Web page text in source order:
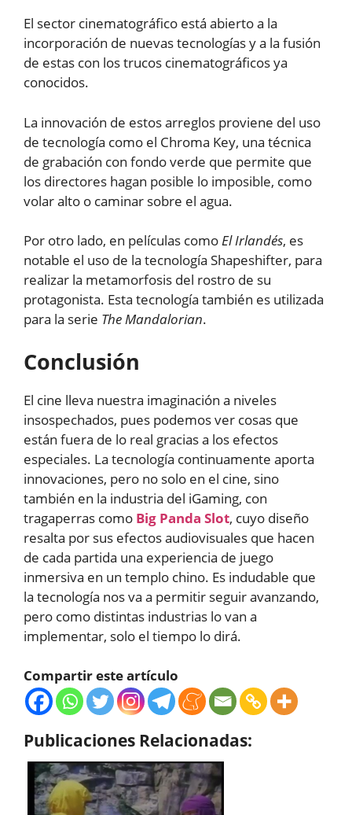
El sector cinematográfico está abierto a la
incorporación de nuevas tecnologías y a la fusión
de estas con los trucos cinematográficos ya
conocidos.
La innovación de estos arreglos proviene del uso
de tecnología como el Chroma Key, una técnica
de grabación con fondo verde que permite que
los directores hagan posible lo imposible, como
volar alto o caminar sobre el agua.
Por otro lado, en películas comoEl Irlandés, es
notable el uso de la tecnología Shapeshifter, para
realizar la metamorfosis del rostro de su
protagonista. Esta tecnología también es utilizada
para la serie The Mandalorian.
Conclusión
El cine lleva nuestra imaginación a niveles
insospechados, pues podemos ver cosas que
están fuera de lo real gracias a los efectos
especiales. La tecnología continuamente aporta
innovaciones, pero no solo en el cine, sino
también en la industria del iGaming, con
tragaperras como Big Panda Slot, cuyo diseño
resalta por sus efectos audiovisuales que hacen
de cada partida una experiencia de juego
inmersiva en un templo chino. Es indudable que
la tecnología nos va a permitir seguir avanzando,
pero como distintas industrias lo van a
implementar, solo el tiempo lo dirá.
Compartir este artículo
Publicaciones Relacionadas: